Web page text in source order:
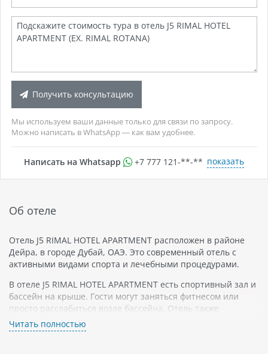
Получить консультацию
Мы используем ваши данные только для связи по запросу.
Можно написать в WhatsApp — как вам удобнее.
Написать на Whatsapp +7 777 121-**-** показать
Об отеле
Отель J5 RIMAL HOTEL APARTMENT расположен в районе
Дейра, в городе Дубай, ОАЭ. Это современный отель с
активными видами спорта и лечебными процедурами.
В отеле J5 RIMAL HOTEL APARTMENT есть спортивный зал и
бассейн на крыше. Гости могут заняться фитнесом или
просто расслабиться возле бассейна. Отель также
предоставляет услуги лечения и отдыха для своих гостей. В
SPA-центре можно заказать массаж или другие процедуры
Читать полностью